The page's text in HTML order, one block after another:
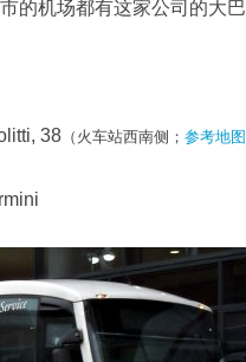
的机场都有这家公司的大巴
38 （火车站西南侧； 参考地图